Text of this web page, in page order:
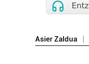
Asier Zaldua